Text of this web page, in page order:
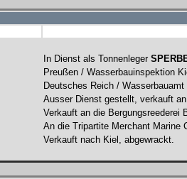
In Dienst als Tonnenleger
Preußen / Wasserbauinspektion
Deutsches Reich / Wasserbauamt
Ausser Dienst gestellt, verkauft
Verkauft an die
An die Tripartite Merchant Marine
Verkauft nach Kiel, abgewrackt.